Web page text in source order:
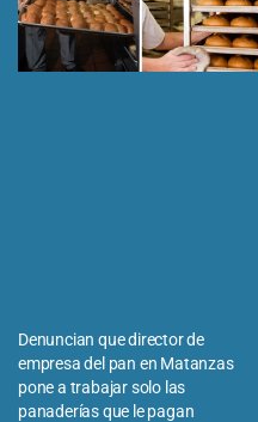
Denuncian que director de
empresa del pan en Matanzas
pone a trabajar solo las
panaderías que le pagan